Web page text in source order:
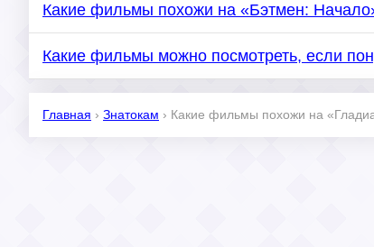
Какие фильмы похожи на «Бэтмен:
Какие фильмы можно посмотреть, если
Главная › Знатокам › Какие фильмы похожи на